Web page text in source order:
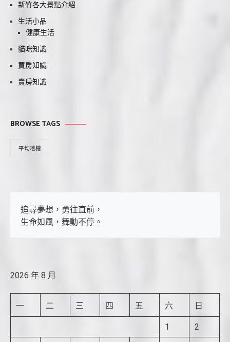
新竹各大景點介紹
生活小品
健康生活
貓咪知識
買房知識
賣房知識
BROWSE TAGS
平均地權
追尋夢想，勇往直前，
生命如風，舞動不停。
2026 年 8 月
一 二 三 四 五 六 日
1 2